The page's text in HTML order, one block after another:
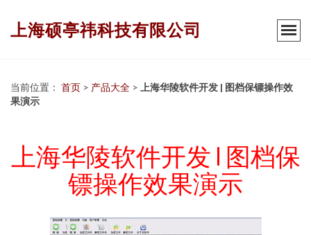
上海硕亭祎科技有限公司
当前位置： 首页 > 产品大全 >
上海华陵软件开发 | 图档保镖操作效
果演示
上海华陵软件开发 | 图档保
镖操作效果演示